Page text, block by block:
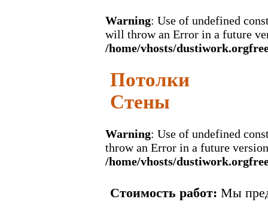
Warning: Use of undefined
will throw an Error in a future
/home/vhosts/
Потолки
Стены
Warning: Use of undefined
throw an Error in a future
/home/vhosts/
Стоимость работ:Мы